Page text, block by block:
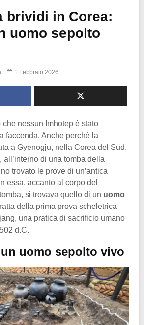
brividi in Corea:
uomo sepolto
1 Febbraio 2026
che nessun Imhotep è stato
faccenda. Anche perché la
a Gyenogju, nella Corea del Sud.
all’interno di una tomba della
trovato le prove di un’antica
essa, accanto al corpo del
si trovava quello di un uomo
della prima prova scheletrica
una pratica di sacrificio umano
d.C.
un uomo sepolto vivo